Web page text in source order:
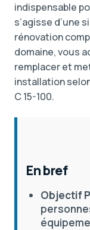
indispensable
s’agisse d’une
rénovation
domaine, vous
remplacer et
installation
C 15-100.
En bref
Objectif